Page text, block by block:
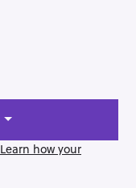
Learn how your